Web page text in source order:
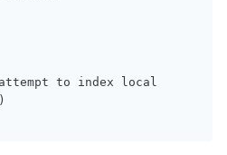
attempt to index local